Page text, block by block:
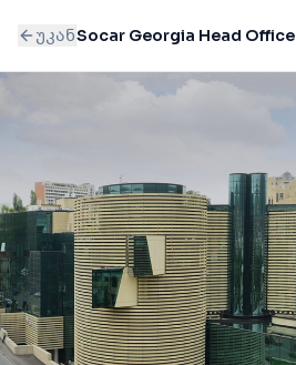
უკანSocar Georgia Head Office